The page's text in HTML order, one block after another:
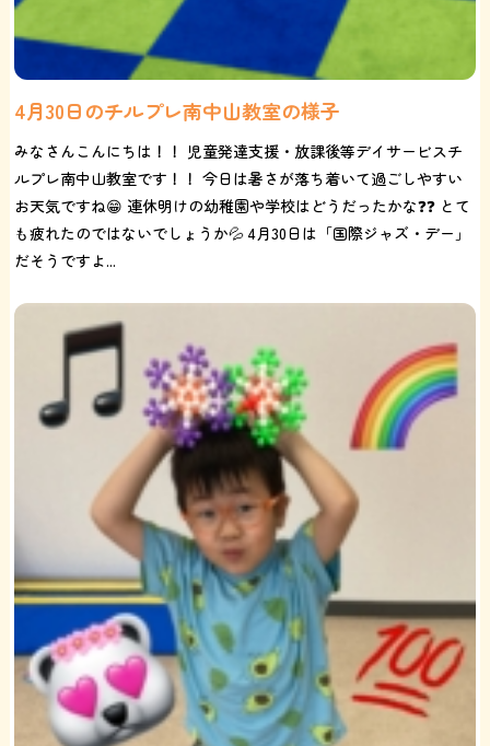
4月30日のチルプレ南中山教室の様子
みなさんこんにちは！！ 児童発達支援・放課後等デイサービスチ
ルプレ南中山教室です！！ 今日は暑さが落ち着いて過ごしやすい
お天気ですね😁 連休明けの幼稚園や学校はどうだったかな❓❓ とて
も疲れたのではないでしょうか💦 4月30日は「国際ジャズ・デー」
だそうですよ...